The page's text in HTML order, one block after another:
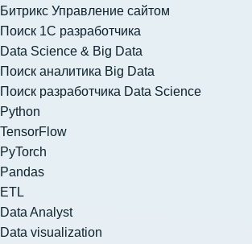
Битрикс Управление сайтом
Поиск 1С разработчика
Data Science & Big Data
Поиск аналитика Big Data
Поиск разработчика Data Science
Python
TensorFlow
PyTorch
Pandas
ETL
Data Analyst
Data visualization